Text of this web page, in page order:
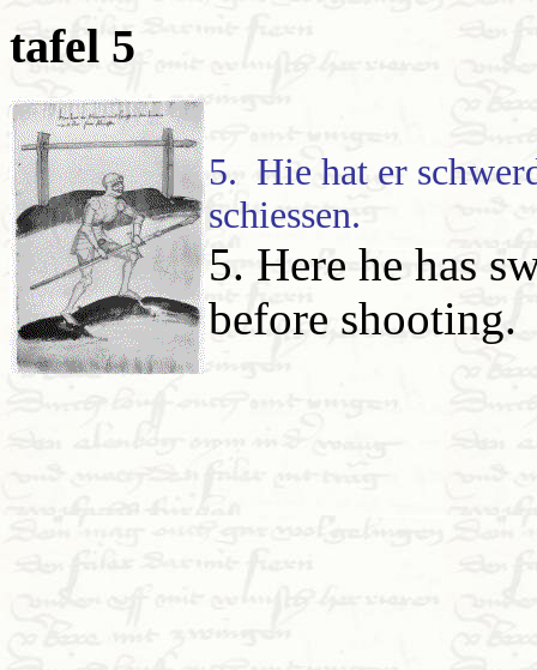
tafel 5
5. Hie hat er
schiessen.
5. Here he has
before shooting.